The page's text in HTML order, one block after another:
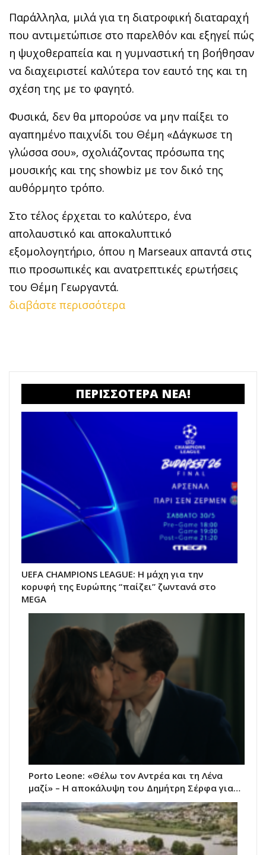
Παράλληλα, μιλά για τη διατροφική διαταραχή
που αντιμετώπισε στο παρελθόν και εξηγεί πώς
η ψυχοθεραπεία και η γυμναστική τη βοήθησαν
να διαχειριστεί καλύτερα τον εαυτό της και τη
σχέση της με το φαγητό.
Φυσικά, δεν θα μπορούσε να μην παίξει το
αγαπημένο παιχνίδι του Θέμη «Δάγκωσε τη
γλώσσα σου», σχολιάζοντας πρόσωπα της
μουσικής και της showbiz με τον δικό της
αυθόρμητο τρόπο.
Στο τέλος έρχεται το καλύτερο, ένα
απολαυστικό και αποκαλυπτικό
εξομολογητήριο, όπου η Marseaux απαντά στις
πιο προσωπικές και ανατρεπτικές ερωτήσεις
του Θέμη Γεωργαντά.
διαβάστε περισσότερα
ΠΕΡΙΣΣΟΤΕΡΑ ΝΕΑ!
UEFA CHAMPIONS LEAGUE: Η μάχη για την
κορυφή της Ευρώπης “παίζει” ζωντανά στο
MEGA
Porto Leone: «Θέλω τον Αντρέα και τη Λένα
μαζί» – Η αποκάλυψη του Δημήτρη Σέρφα για…